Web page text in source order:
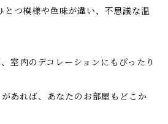
とつ模様や色味が違い、不思議な温
室内のデコレーションにもぴったり
あれば、あなたのお部屋もどこか